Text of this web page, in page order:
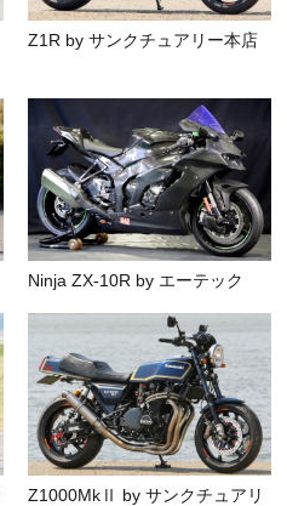
Z1R by サンクチュアリー本店
Ninja ZX-10R by エーテック
Z1000MkⅡ by サンクチュアリ